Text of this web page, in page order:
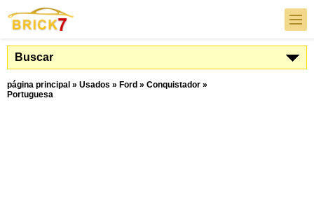
Buscar
página principal » Usados » Ford » Conquistador »
Portuguesa